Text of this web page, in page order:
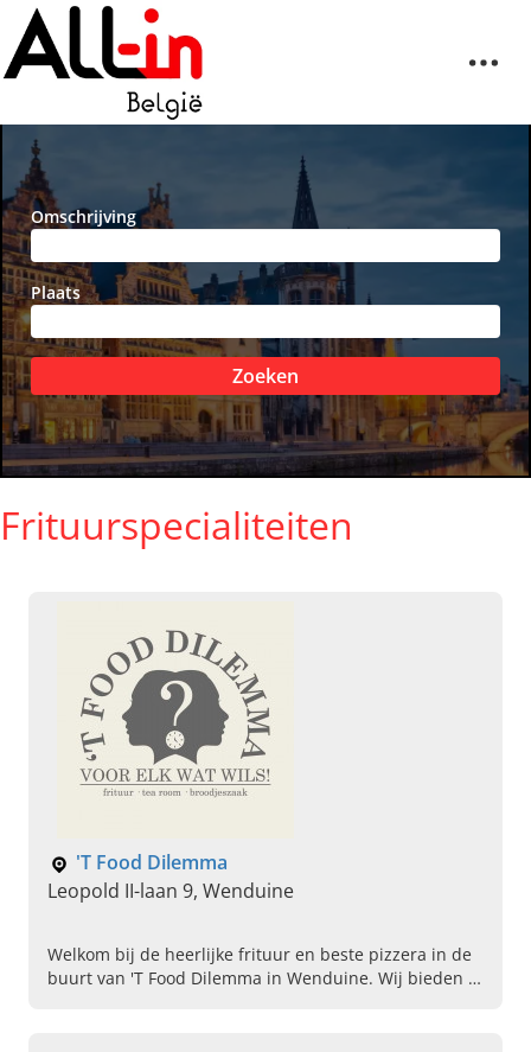
Omschrijving
Plaats
Zoeken
Frituurspecialiteiten
'T Food Dilemma
Leopold II-laan 9, Wenduine
Welkom bij de heerlijke frituur en beste pizzera in de
buurt van 'T Food Dilemma in Wenduine. Wij bieden u